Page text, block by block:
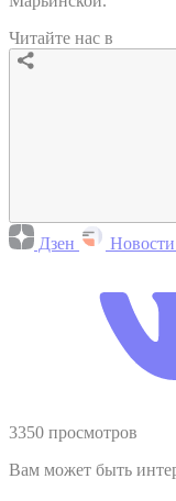
Читайте нас в
Дзен Новости
3350 просмотров
Вам может быть